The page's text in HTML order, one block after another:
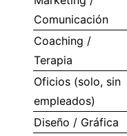
Comunicación
Coaching /
Terapia
Oficios (solo, sin
empleados)
Diseño / Gráfica